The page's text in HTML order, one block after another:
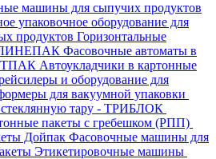
машины для сыпучих продуктов
упаковочное оборудование для
продуктов Горизонтальные
ЛИНЕПАК Фасовочные автоматы в
Автоукладчики в картонные
и оборудование для
для вакуумной упаковки
тару - ТРИБЛОК
пакеты с гребешком (РПП)
Дойпак Фасовочные машины для
Этикетировочные машины